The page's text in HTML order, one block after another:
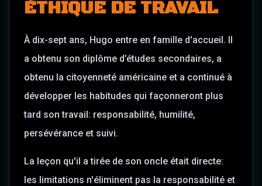
ÉTHIQUE DE TRAVAIL
À dix-sept ans, Hugo entre en famille d'accueil. Il
a obtenu son diplôme d’études secondaires, a
obtenu la citoyenneté américaine et a continué à
développer les habitudes qui façonneront plus
tard son travail: responsabilité, humilité,
persévérance et suivi.
La leçon qu'il a tirée de son oncle était directe:
les limitations n'éliminent pas la responsabilité et